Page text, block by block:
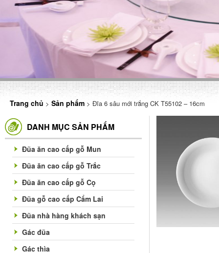
Trang chủ > Sản phẩm > Đĩa 6 sâu mới trắng CK T55102 – 16cm
DANH MỤC SẢN PHẨM
Đũa ăn cao cấp gỗ Mun
Đũa ăn cao cấp gỗ Trắc
Đũa ăn cao cấp gỗ Cọ
Đũa gỗ cao cấp Cẩm Lai
Đũa nhà hàng khách sạn
Gác đũa
Gác thìa